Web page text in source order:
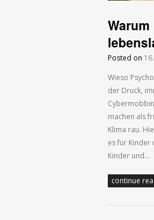
Posted on
Wieso
der Druck,
machen als
Klima rau.
es für Kinder
Kinder und…
continue